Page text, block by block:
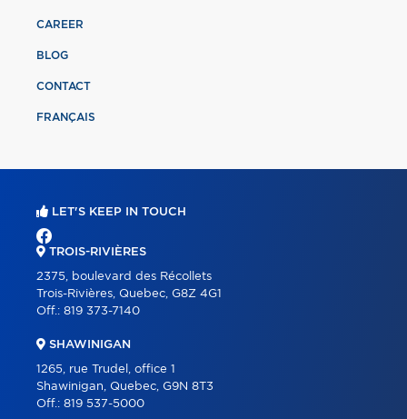
CAREER
BLOG
CONTACT
FRANÇAIS
LET'S KEEP IN TOUCH
TROIS-RIVIÈRES
2375, boulevard des Récollets
Trois-Rivières, Quebec, G8Z 4G1
Off.: 819 373-7140
SHAWINIGAN
1265, rue Trudel, office 1
Shawinigan, Quebec, G9N 8T3
Off.: 819 537-5000